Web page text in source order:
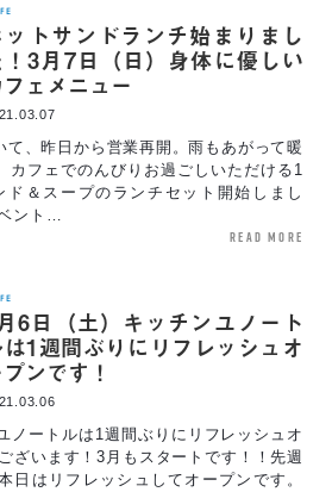
ットサンドランチ始まりまし
！3月7日（日）身体に優しい
ェメニュー
て、昨日から営業再開。雨もあがって暖
カフェでのんびりお過ごしいただける1
ド＆スープのランチセット開始しまし
ント…
read more
6日（土）キッチンユノート
1週間ぶりにリフレッシュオ
ンです！
ノートルは1週間ぶりにリフレッシュオ
ざいます！3月もスタートです！！先週
日はリフレッシュしてオープンです。